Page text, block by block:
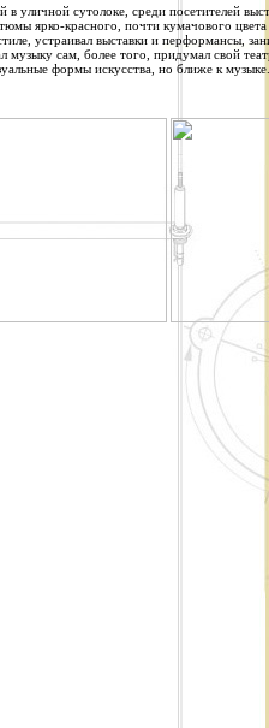
в уличной сутолоке, среди посетителей
ярко-красного, почти кумачового
устраивал выставки и перформансы,
музыку сам, более того, придумал свой
формы искусства, но ближе к музыке.